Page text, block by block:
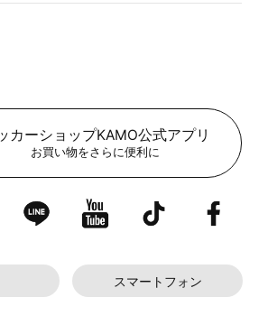
カーショップKAMO公式アプリ
お買い物をさらに便利に
スマートフォン